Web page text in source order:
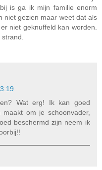
is ga ik mijn familie enorm
niet gezien maar weet dat als
niet geknuffeld kan worden.
Wat erg! Ik kan goed
om je schoonvader,
beschermd zijn neem ik